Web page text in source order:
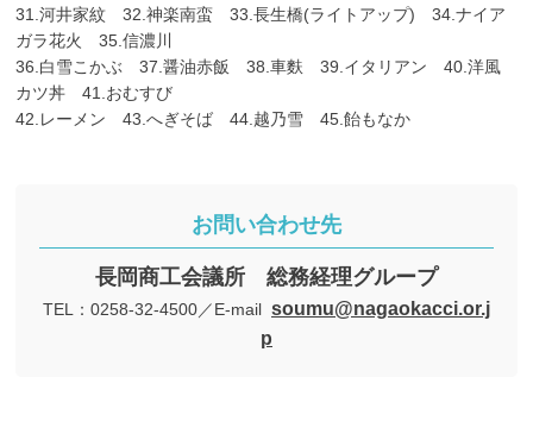
31.河井家紋 32.神楽南蛮 33.長生橋(ライトアップ) 34.ナイア
ガラ花火 35.信濃川
36.白雪こかぶ 37.醤油赤飯 38.車麩 39.イタリアン 40.洋風
カツ丼 41.おむすび
42.レーメン 43.へぎそば 44.越乃雪 45.飴もなか
お問い合わせ先
長岡商工会議所 総務経理グループ
TEL：0258-32-4500／E-mail soumu@nagaokacci.or.j
p